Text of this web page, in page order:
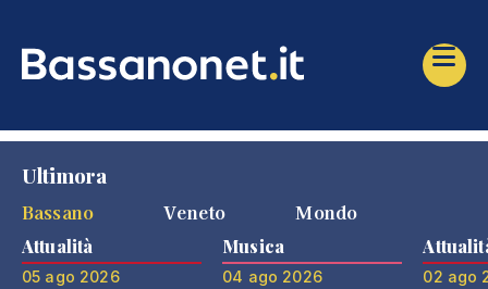
Ultimora
Bassano
Veneto Mondo
Attualità
05 ago 2026
Musica
04 ago 2026 02 ago